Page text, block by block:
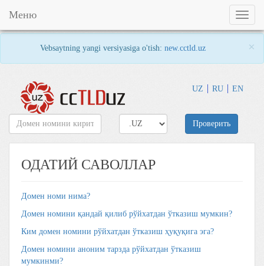
Vebsaytning yangi versiyasiga o'tish: new.cctld.uz ×
UZ RU EN
Toggle
Меню
Проверить
ОДАТИЙ САВОЛЛАР
Домен номи нима?
Домен номини қандай қилиб рўйхатдан ўтказиш мумкин?
Ким домен номини рўйхатдан ўтказиш ҳуқуқига эга?
Домен номини аноним тарзда рўйхатдан ўтказиш
мумкинми?